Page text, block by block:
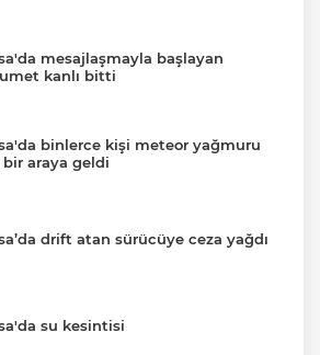
mesajlaşmayla başlayan
kanlı bitti
binlerce kişi meteor yağmuru
araya geldi
drift atan sürücüye ceza yağdı
su kesintisi